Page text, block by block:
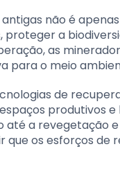
não é
a
as
para o meio
de
produtivos
até a revegetação
os esforços de